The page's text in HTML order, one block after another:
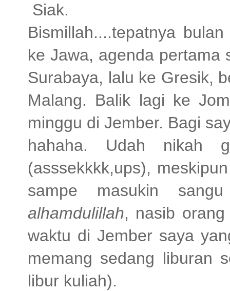
Siak.
Bismillah....tepatnya
ke Jawa, agenda pertama
Surabaya, lalu ke Gresik,
Malang. Balik lagi ke
minggu di Jember. Bagi
hahaha. Udah nikah
(asssekkkk,ups),
sampe masukin
alhamdulillah, nasib
waktu di Jember saya
memang sedang liburan
libur kuliah).